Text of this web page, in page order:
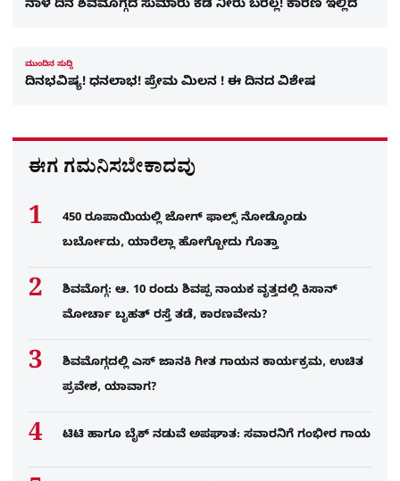
ನಾಳೆ ದಿನ ಶಿವಮೊಗ್ಗದ ಸುಮಾರು ಕಡೆ ನೀರು ಬರಲ್ಲ! ಕಾರಣ ಇಲ್ಲಿದೆ
ಮುಂದಿನ ಸುದ್ದಿ
ದಿನಭವಿಷ್ಯ! ಧನಲಾಭ! ಪ್ರೇಮ ಮಿಲನ ! ಈ ದಿನದ ವಿಶೇಷ
ಈಗ ಗಮನಿಸಬೇಕಾದವು
450 ರೂಪಾಯಿಯಲ್ಲಿ ಜೋಗ್​ ಫಾಲ್ಸ್​ ನೋಡ್ಕೊಂಡು
ಬರ್ಬೋದು, ಯಾರೆಲ್ಲಾ ಹೋಗ್ಬೋದು ಗೊತ್ತಾ
ಶಿವಮೊಗ್ಗ: ಆ. 10 ರಂದು ಶಿವಪ್ಪ ನಾಯಕ ವೃತ್ತದಲ್ಲಿ ಕಿಸಾನ್
ಮೋರ್ಚಾ ಬೃಹತ್ ರಸ್ತೆ ತಡೆ, ಕಾರಣವೇನು?
ಶಿವಮೊಗ್ಗದಲ್ಲಿ ಎಸ್​ ಜಾನಕಿ ಗೀತ ಗಾಯನ ಕಾರ್ಯಕ್ರಮ, ಉಚಿತ
ಪ್ರವೇಶ, ಯಾವಾಗ?
ಟಿಟಿ ಹಾಗೂ ಬೈಕ್ ನಡುವೆ ಅಪಘಾತ: ಸವಾರನಿಗೆ ಗಂಭೀರ ಗಾಯ